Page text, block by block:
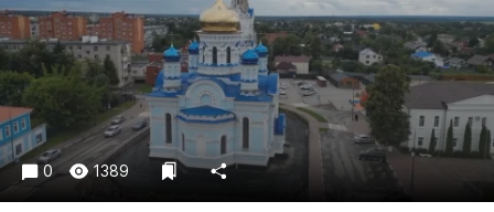
Недвижимость и ЖКХ
Образование
Общество
Погода
Праздники
Происшествия
0 1389